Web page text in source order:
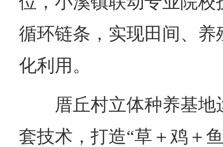
循环链条，实现田间、
化利用。
厝丘村立体种养基
套技术，打造“草＋鸡＋